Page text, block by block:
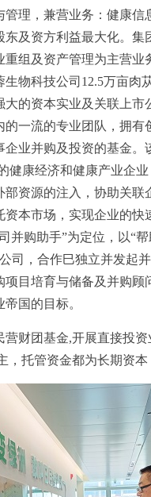
理，兼营业务：健康
及资方利益最大化。集
组及资产管理为主营
物科技公司12.5万亩肉
的资本实业及关联上
一流的专业团队，拥
业并购及投资的基金。
健康经济和健康产业企
资源的注入，协助关
本市场，实现企业的
并购助手”为定位，以“
司，合作巳独立并发起
目培育与储备及并购
国的目标。
团基金,开展直接投资
，托管资金都为长期资